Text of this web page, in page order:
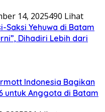
14, 2025490 Lihat
Saksi Yehuwa di Batam
Dihadiri Lebih dari
Indonesia Bagikan
untuk Anggota di Batam